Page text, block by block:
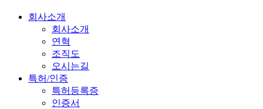
회사소개
회사소개
연혁
조직도
오시는길
특허/인증
특허등록증
인증서